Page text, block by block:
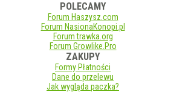
POLECAMY
Forum Haszysz.com
Forum NasionaKonopi.pl
Forum trawka.org
Forum Growlike.Pro
ZAKUPY
Formy Płatności
Dane do przelewu
Jak wygląda paczka?